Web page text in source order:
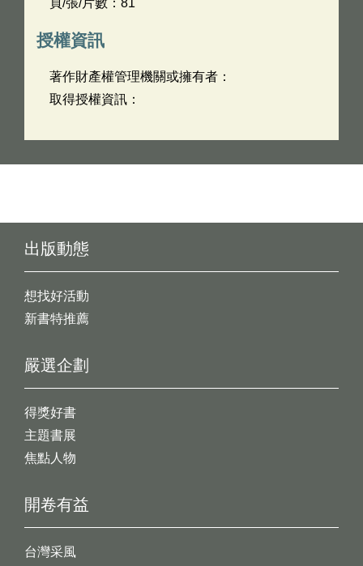
頁/張/片數：81
授權資訊
著作財產權管理機關或擁有者：
取得授權資訊：
出版動態
想找好活動
新書特推薦
開卷有益
台灣采風
嚴選企劃
得獎好書
主題書展
焦點人物